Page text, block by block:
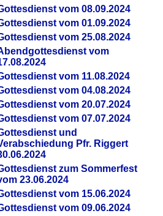
vom 08.09.2024
vom 01.09.2024
vom 25.08.2024
vom
vom 11.08.2024
vom 04.08.2024
vom 20.07.2024
vom 07.07.2024
und
Pfr. Riggert
zum Sommerfest
23.06.2024
vom 15.06.2024
vom 09.06.2024